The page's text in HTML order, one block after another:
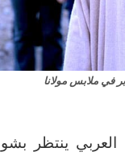
في ملابس مولانا
ينتظر